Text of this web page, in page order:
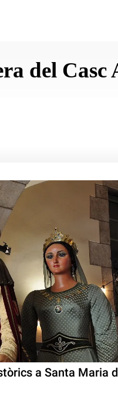
del Casc
a Santa Maria